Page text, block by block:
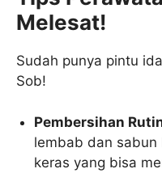
Melesat!
Sudah punya pintu
Sob!
Pembersihan
lembab dan
keras yang bisa